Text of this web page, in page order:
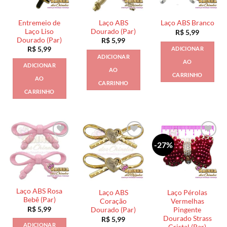
Entremeio de
Laço Liso
Dourado (Par)
R$5,99
ADICIONAR
AO
CARRINHO
Laço ABS
Dourado (Par)
R$5,99
ADICIONAR
AO
CARRINHO
Laço ABS Branco
R$5,99
ADICIONAR
AO
CARRINHO
Laço ABS Rosa
Bebê (Par)
R$5,99
ADICIONAR
Laço ABS
Coração
Dourado (Par)
R$5,99
-27%
Laço Pérolas
Vermelhas
Pingente
Dourado Strass